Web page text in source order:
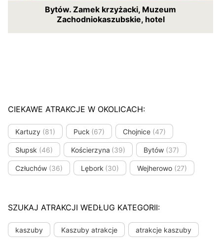
Bytów. Zamek krzyżacki, Muzeum
Zachodniokaszubskie, hotel
CIEKAWE ATRAKCJE W OKOLICACH:
Kartuzy (81) Puck (67) Chojnice (47)
Słupsk (46) Kościerzyna (39) Bytów (37)
Człuchów (36) Lębork (30) Wejherowo (27)
SZUKAJ ATRAKCJI WEDŁUG KATEGORII:
kaszuby Kaszuby atrakcje atrakcje kaszuby